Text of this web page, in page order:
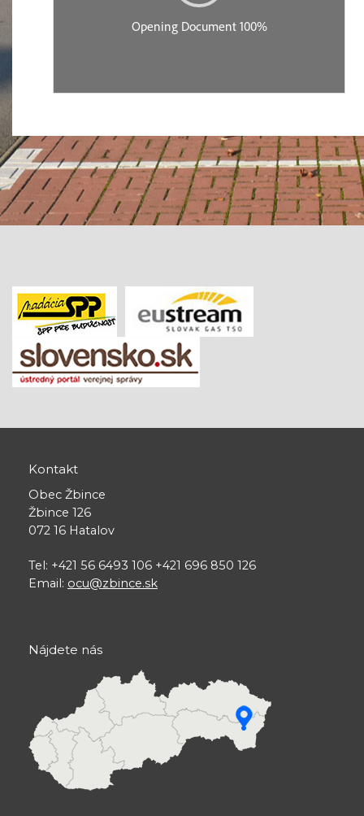
Kontakt
Obec Žbince
Žbince 126
072 16 Hatalov
Tel: +421 56 6493 106 +421 696 850 126
Email: ocu@zbince.sk
Nájdete nás